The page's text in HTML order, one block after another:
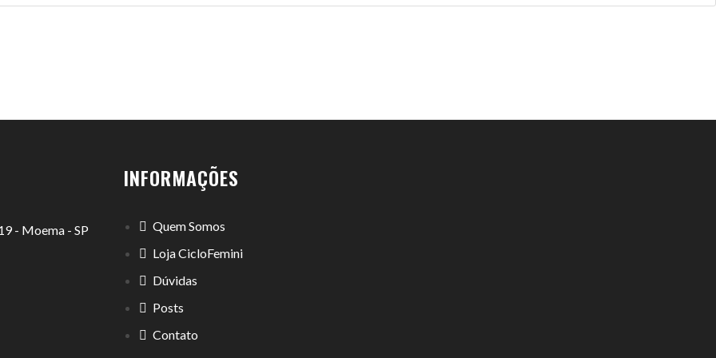
- Moema - SP
INFORMAÇÕES
Quem Somos
Loja CicloFemini
Dúvidas
Posts
Contato